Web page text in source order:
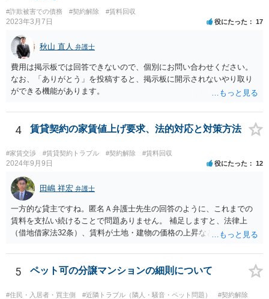
#詐欺被害での債務 #契約解除 #賃料回収
2023年3月7日 役にたった 17
秋山 直人 弁護士
費用は掲示板では回答できないので、個別にお問い合わせください。
なお、「ありがとう」を投稿すると、掲示板に開示されないやり取り
ができる機能があります。
4 賃貸契約の家賃値上げ要求、法的対応と対策方法
#家賃交渉 #賃貸契約トラブル #契約解除 #賃料回収
2024年9月9日 役にたった 12
田嶋 祥宏 弁護士
一方的な貸主ですね。匿名Ａ弁護士先生の回答のように、これまでの
賃料を支払い続けることで問題ありません。 補足しますと、法律上
（借地借家法32条）、賃料が土地・建物の価格の上昇などの経済事情
は、「契約条件にかかわらず」、当事者は賃料の増減を請求できる、
とされています。 「不相当」かどうかは、貸主から、近隣相場の上昇
を示す同種賃貸物件の根拠資料などを提示してもらわないと判断でき
ませんよね。ご相談者様のケースでは、こうした資料が示されていな
5 ペット可の分譲マンションの細則について
#住民・入居者・買主側 #近隣トラブル（隣人・騒音・ペット問題） #契約解除